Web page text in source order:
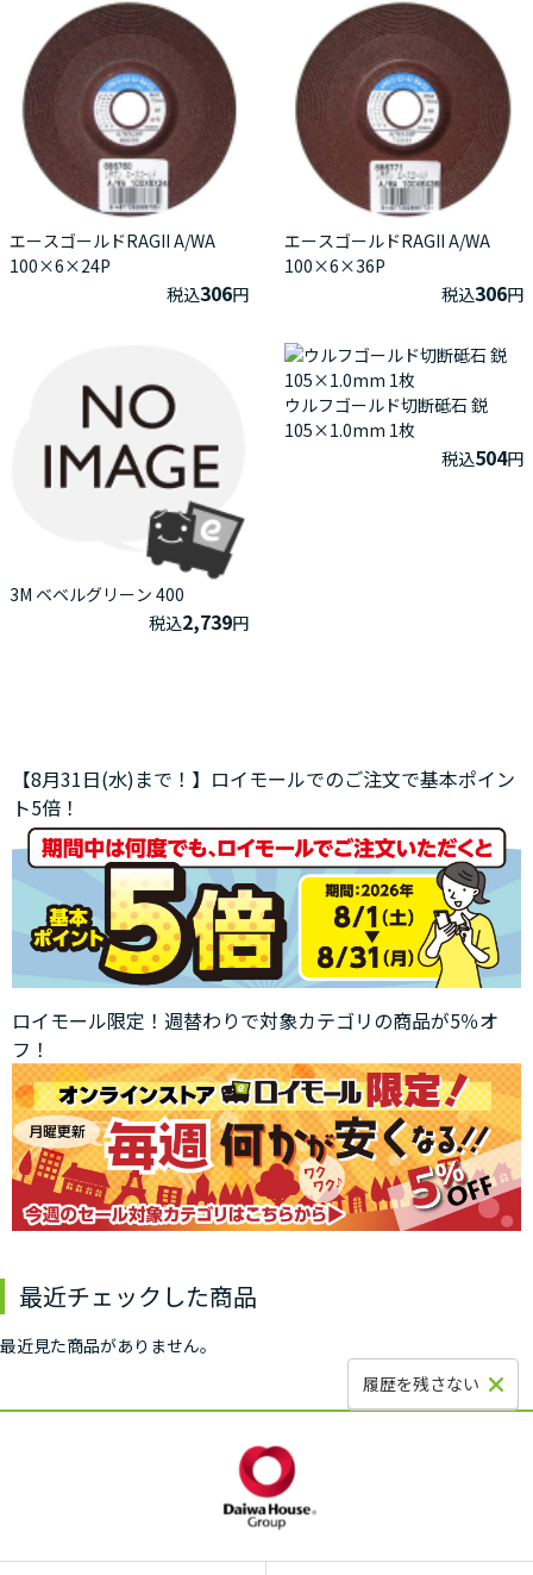
エースゴールドRAGII A/WA
100×6×24P
税込306円
エースゴールドRAGII A/WA
100×6×36P
税込306円
3M ベベルグリーン 400
税込2,739円
ウルフゴールド切断砥石 鋭
105×1.0mm 1枚
税込504円
【8月31日(水)まで！】ロイモールでのご注文で基本ポイン
ト5倍！
ロイモール限定！週替わりで対象カテゴリの商品が5％オ
フ！
最近チェックした商品
最近見た商品がありません。
履歴を残さない